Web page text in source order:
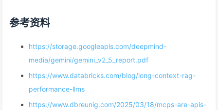
参考资料
https://storage.googleapis.com/deepmind-
media/gemini/gemini_v2_5_report.pdf
https://www.databricks.com/blog/long-context-rag-
performance-llms
https://www.dbreunig.com/2025/03/18/mcps-are-apis-